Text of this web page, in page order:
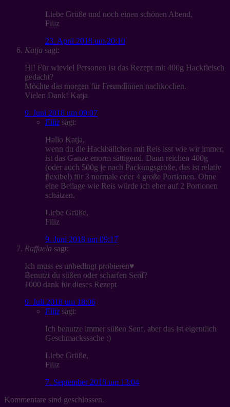
Liebe Grüße und noch einen schönen Abend,
Filiz
23. April 2018 um 20:10
Katja sagt:
Hi! Für wieviel Personen ist das Rezept mit 400g Hackfleisch
gedacht?
Möchte das morgen für Freundinnen nachkochen.
Vielen Dank! Katja
9. Juni 2018 um 09:07
Filiz sagt:
Hallo Katja,
wenn du die Hackbällchen mit Reis isst wie wir immer,
ist das Ganze enorm sättigend. Dann reichen 400g
(oder auch 500g je nach Packungsgröße, das ist relativ
flexibel) für 3 normale oder 4 große Portionen. Ohne
eine Beilage wie Reis würde ich eher auf 2 Portionen
schätzen.
Liebe Grüße,
Filiz
9. Juni 2018 um 09:17
Raffaela sagt:
Ich muss es unbedingt probieren♥️
Benutzt du süßen oder scharfen Senf?
1000 dank für dieses Rezept
9. Juli 2018 um 18:06
Filiz sagt:
Ich benutze immer süßen Senf, aber das ist eigentlich
Geschmackssache :)
Liebe Grüße,
Filiz
7. September 2018 um 13:04
Kommentare sind geschlossen.